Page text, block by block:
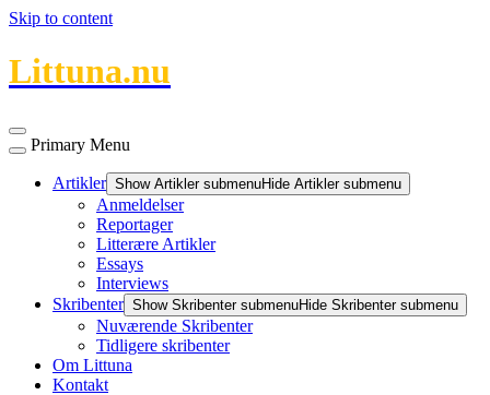
Skip to content
Littuna.nu
Primary Menu
Artikler Show Artikler submenuHide Artikler submenu
Anmeldelser
Reportager
Litterære Artikler
Essays
Interviews
Skribenter Show Skribenter submenuHide Skribenter submenu
Nuværende Skribenter
Tidligere skribenter
Om Littuna
Kontakt